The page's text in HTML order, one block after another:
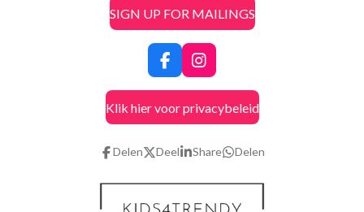
SIGN UP FOR MAILINGS
F
a
e
b
o
I
n
t
a
r
Klik hier voor privacybeleid
Delen Deel Share Delen